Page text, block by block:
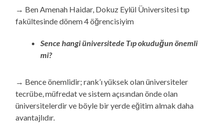
→ Ben Amenah Haidar, Dokuz Eylül Üniversitesi tıp
fakültesinde dönem 4 öğrencisiyim
Sence hangi üniversitede Tıp okuduğun önemli
mi?
→ Bence önemlidir; rank’ı yüksek olan üniversiteler
tecrübe, müfredat ve sistem açısından önde olan
üniversitelerdir ve böyle bir yerde eğitim almak daha
avantajlıdır.